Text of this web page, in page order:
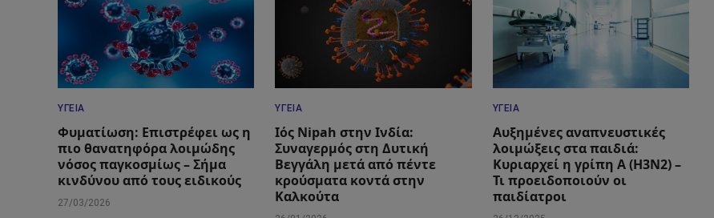
ΥΓΕΊΑ
Φυματίωση: Επιστρέφει ως η
πιο θανατηφόρα λοιμώδης
νόσος παγκοσμίως – Σήμα
κινδύνου από τους ειδικούς
27/03/2026
ΥΓΕΊΑ
Ιός Nipah στην Ινδία:
Συναγερμός στη Δυτική
Βεγγάλη μετά από πέντε
κρούσματα κοντά στην
Καλκούτα
ΥΓΕΊΑ
Αυξημένες αναπνευστικές
λοιμώξεις στα παιδιά:
Κυριαρχεί η γρίπη Α (Η3Ν2) –
Τι προειδοποιούν οι
παιδίατροι